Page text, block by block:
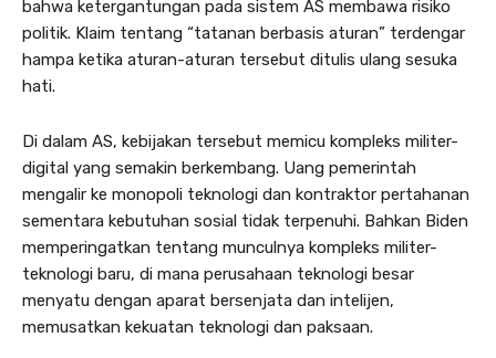
bahwa ketergantungan pada sistem AS membawa risiko
politik. Klaim tentang “tatanan berbasis aturan” terdengar
hampa ketika aturan-aturan tersebut ditulis ulang sesuka
hati.
Di dalam AS, kebijakan tersebut memicu kompleks militer-
digital yang semakin berkembang. Uang pemerintah
mengalir ke monopoli teknologi dan kontraktor pertahanan
sementara kebutuhan sosial tidak terpenuhi. Bahkan Biden
memperingatkan tentang munculnya kompleks militer-
teknologi baru, di mana perusahaan teknologi besar
menyatu dengan aparat bersenjata dan intelijen,
memusatkan kekuatan teknologi dan paksaan.